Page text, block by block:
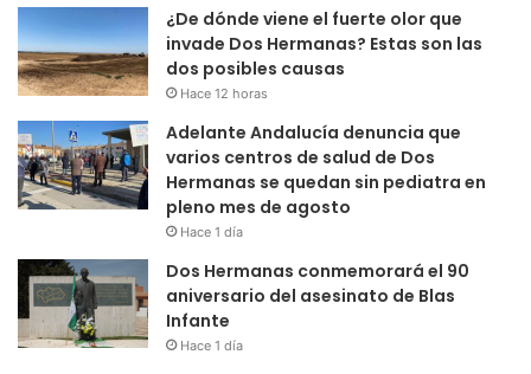
¿De dónde viene el fuerte olor que
invade Dos Hermanas? Estas son las
dos posibles causas
Hace 12 horas
Adelante Andalucía denuncia que
varios centros de salud de Dos
Hermanas se quedan sin pediatra en
pleno mes de agosto
Hace 1 día
Dos Hermanas conmemorará el 90
aniversario del asesinato de Blas
Infante
Hace 1 día